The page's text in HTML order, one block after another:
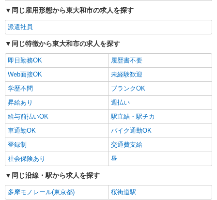
同じ雇用形態から東大和市の求人を探す
派遣社員
同じ特徴から東大和市の求人を探す
即日勤務OK
履歴書不要
Web面接OK
未経験歓迎
学歴不問
ブランクOK
昇給あり
週払い
給与前払いOK
駅直結・駅チカ
車通勤OK
バイク通勤OK
登録制
交通費支給
社会保険あり
昼
同じ沿線・駅から求人を探す
多摩モノレール(東京都) 桜街道駅